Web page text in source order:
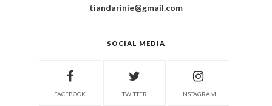
tiandarinie@gmail.com
SOCIAL MEDIA
FACEBOOK TWITTER INSTAGRAM